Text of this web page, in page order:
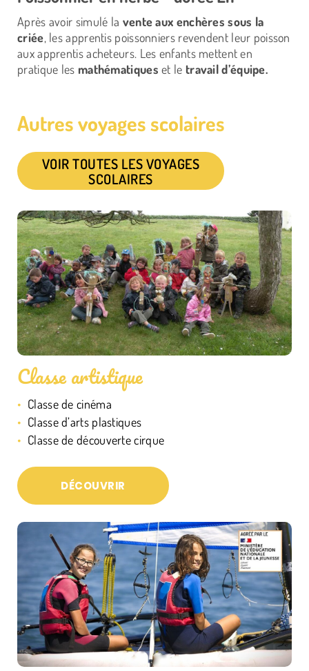
Après avoir simulé la vente aux enchères sous la
criée, les apprentis poissonniers revendent leur poisson
aux apprentis acheteurs. Les enfants mettent en
pratique les mathématiques et le travail d’équipe.
Autres voyages scolaires
VOIR TOUTES LES VOYAGES
SCOLAIRES
Classe artistique
Classe de cinéma
Classe d’arts plastiques
Classe de découverte cirque
DÉCOUVRIR